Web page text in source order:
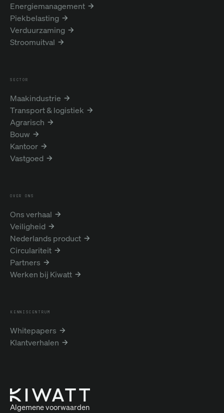
Energiemanagement
Piekbelasting
Verduurzaming
Stroomuitval
SECTOR
Maakindustrie
Transport & logistiek
Agrarisch
Bouw
Kantoor
Vastgoed
OVER ONS
Ons verhaal
Veiligheid
Nederlands product
Circulariteit
Partners
Werken bij Kiwatt
KENNISCENTRUM
Whitepapers
Klantverhalen
Algemene voorwaarden